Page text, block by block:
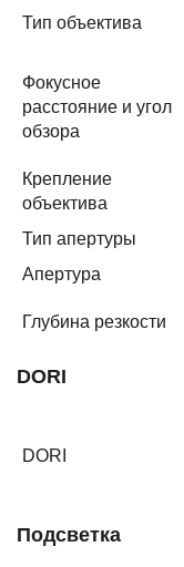
Тип объектива
Фокусное
расстояние и угол
обзора
Крепление
объектива
Тип апертуры
Апертура
Глубина резкости
DORI
DORI
Подсветка